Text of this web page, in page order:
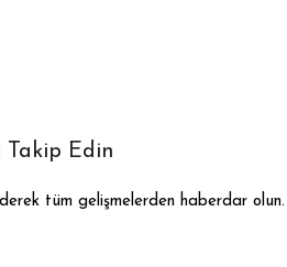
Takip Edin
tüm gelişmelerden haberdar olun.